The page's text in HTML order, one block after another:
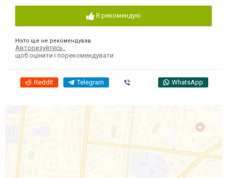
Я рекомендую
Ніхто ще не рекомендував
Авторизуйтесь
щоб оцінити і порекомендувати
Reddit Telegram WhatsApp